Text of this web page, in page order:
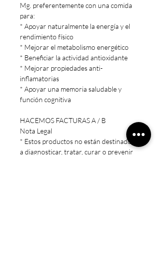
Mg. preferentemente con una comida
para:
* Apoyar naturalmente la energía y el
rendimiento físico
* Mejorar el metabolismo energético
* Beneficiar la actividad antioxidante
* Mejorar propiedades anti-
inflamatorias
* Apoyar una memoria saludable y
función cognitiva
HACEMOS FACTURAS A / B
Nota Legal
* Estos productos no están destinados
a diagnosticar, tratar, curar o prevenir